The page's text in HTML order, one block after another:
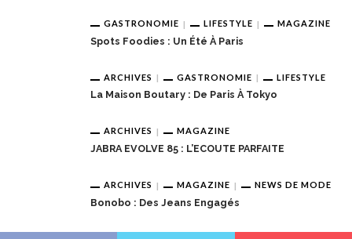
GASTRONOMIE LIFESTYLE MAGAZINE
Spots Foodies : Un Été À Paris
ARCHIVES GASTRONOMIE LIFESTYLE
La Maison Boutary : De Paris À Tokyo
ARCHIVES MAGAZINE
JABRA EVOLVE 85 : L’ECOUTE PARFAITE
ARCHIVES MAGAZINE NEWS DE MODE
Bonobo : Des Jeans Engagés